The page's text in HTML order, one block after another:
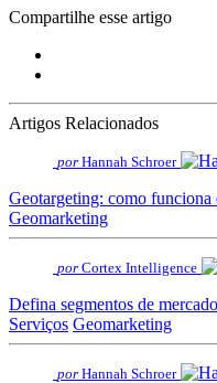
Compartilhe esse artigo
Artigos Relacionados
por Hannah Schroer
Geotargeting: como funciona
Geomarketing
por Cortex Intelligence
Defina segmentos de
Serviços Geomarketing
por Hannah Schroer